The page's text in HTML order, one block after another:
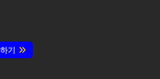
기